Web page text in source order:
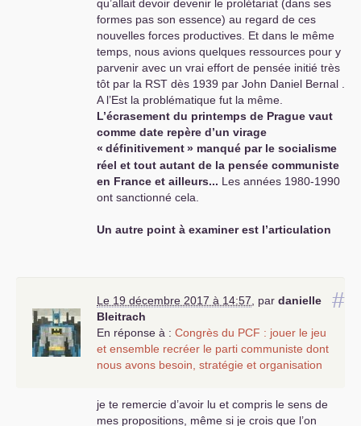
qu’allait devoir devenir le prolétariat (dans ses
formes pas son essence) au regard de ces
nouvelles forces productives. Et dans le même
temps, nous avions quelques ressources pour y
parvenir avec un vrai effort de pensée initié très
tôt par la RST dès 1939 par John Daniel Bernal .
A l’Est la problématique fut la même.
L’écrasement du printemps de Prague vaut
comme date repère d’un virage
« définitivement» manqué par le socialisme
réel et tout autant de la pensée communiste
en France et ailleurs... Les années 1980-1990
ont sanctionné cela.
Un autre point à examiner est l’articulation
Un Lénine pensa la révolution bolchévique
pour la Russie tsaristeet l’internationalisme
nécessaire à partir des réactions des exploiteurs
à l’occasion de 1789 et de la Commune.
Le
mouvement ouvrier allemand des années 20
échoua dans ses révolutions parce qu’il ne
Bismarckienne défaite mais déjà dotée d’une
classe capitalisteet de forces productives
#
Le 19 décembre 2017 à 14:57 par danielle
Bleitrach
En réponse à : Congrès du PCF : jouer le jeu
et ensemble recréer le parti communiste dont
nous avons besoin, stratégie et organisation
je te remercie d’avoir lu et compris le sens de
mes propositions, même si je crois que l’on